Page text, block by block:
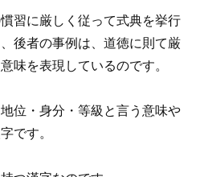
習に厳しく従って式典を挙行
後者の事例は、道徳に則て厳
味を表現しているのです。
位・身分・等級と言う意味や
です。